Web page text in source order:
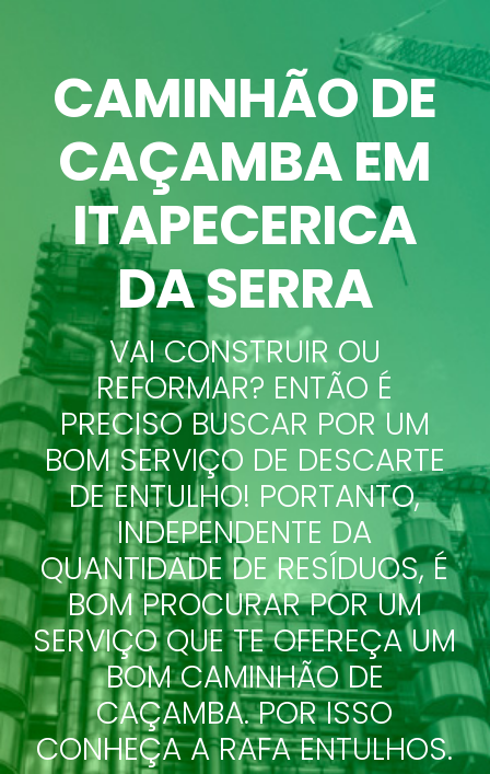
CAMINHÃO DE
CAÇAMBA EM
ITAPECERICA
DA SERRA
VAI CONSTRUIR OU
REFORMAR? ENTÃO É
PRECISO BUSCAR POR UM
BOM SERVIÇO DE DESCARTE
DE ENTULHO! PORTANTO,
INDEPENDENTE DA
QUANTIDADE DE RESÍDUOS, É
BOM PROCURAR POR UM
SERVIÇO QUE TE OFEREÇA UM
BOM CAMINHÃO DE
CAÇAMBA. POR ISSO
CONHEÇA A RAFA ENTULHOS.